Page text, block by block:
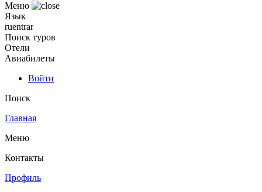
Меню
Язык
ruentrar
Поиск туров
Отели
Авиабилеты
Войти
Поиск
Главная
Меню
Контакты
Профиль